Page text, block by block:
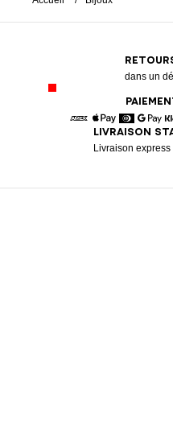
dans un
American Express
Apple Pay
Diners
LIVRAISON
Livraison